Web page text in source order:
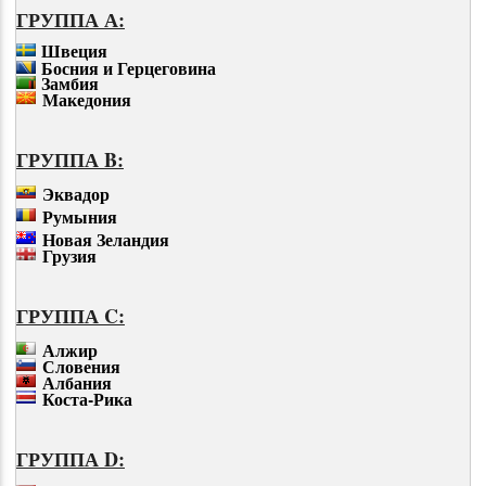
ГРУППА А:
Швеция
Босния и Герцеговина
Замбия
Македония
ГРУППА B:
Эквадор
Румыния
Новая Зеландия
Грузия
ГРУППА C:
Алжир
Словения
Албания
Коста-Рика
ГРУППА D: